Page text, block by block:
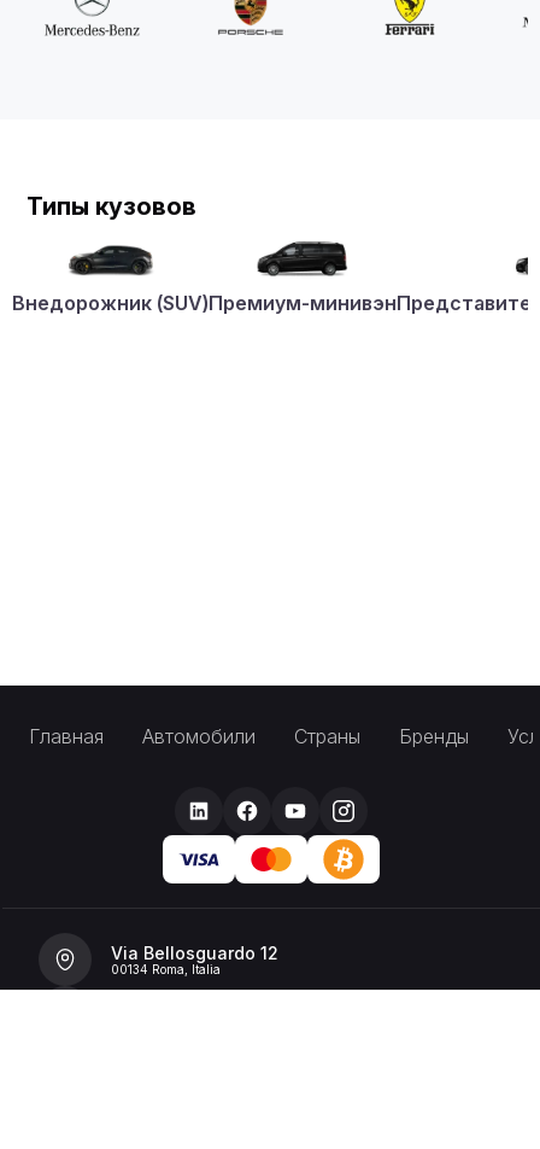
Типы кузовов
Внедорожник (SUV)Премиум-минивэн
Главная Автомобили Страны Бренды
Via Bellosguardo 12
00134 Roma, Italia